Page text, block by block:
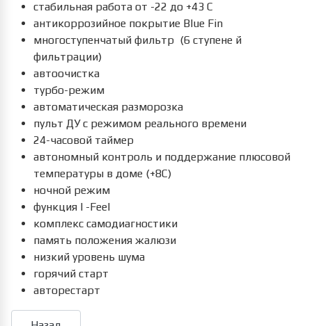
стабильная работа от -22 до +43 С
антикоррозийное покрытие Blue Fin
многоступенчатый фильтр (6 ступене й
фильтрации)
автоочистка
турбо-режим
автоматическая разморозка
пульт ДУ с режимом реального времени
24-часовой таймер
автономный контроль и поддержание плюсовой
температуры в доме (+8С)
ночной режим
функция I -Feel
комплекс самодиагностики
память положения жалюзи
низкий уровень шума
горячий старт
авторестарт